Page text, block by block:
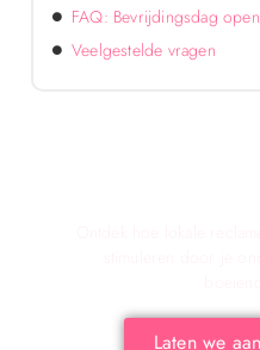
FAQ: Bevrijdingsdag
Veelgestelde vragen
Laten we